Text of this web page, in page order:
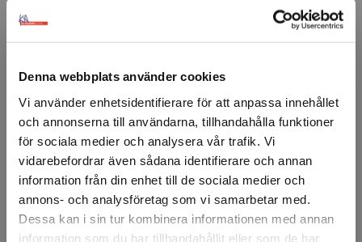
Denna webbplats använder cookies
Vi använder enhetsidentifierare för att anpassa innehållet
och annonserna till användarna, tillhandahålla funktioner
för sociala medier och analysera vår trafik. Vi
vidarebefordrar även sådana identifierare och annan
information från din enhet till de sociala medier och
annons- och analysföretag som vi samarbetar med.
Dessa kan i sin tur kombinera informationen med annan
information som du har tillhandahållit eller som de har
CoverStyl K1 Black Mat CoverStyl K4 Khaki